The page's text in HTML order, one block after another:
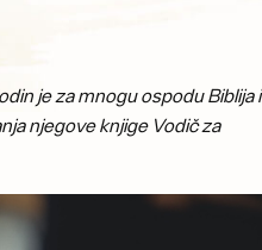
je za mnogu ospodu Biblija i
njegove knjige Vodič za